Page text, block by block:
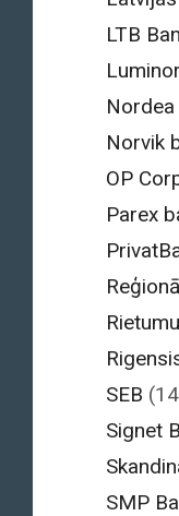
LTB
Nordea
Norvik
OP
Parex
SEB
Signet
SMP